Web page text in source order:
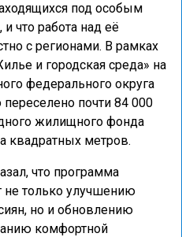
под особым
что работа над её
с регионами. В рамках
и городская среда» на
федерального округа
почти 84 000
жилищного фонда
квадратных метров.
что программа
не только улучшению
но и обновлению
комфортной